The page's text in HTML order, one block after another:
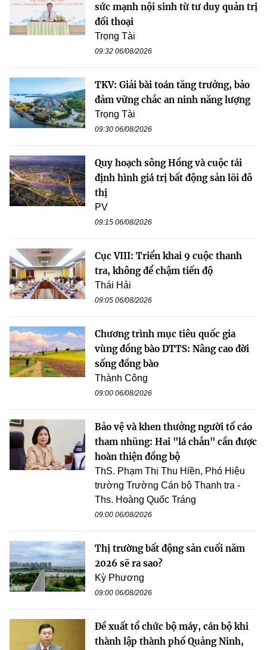
sức mạnh nội sinh từ tư duy quản trị
đối thoại
Trọng Tài
09:32 06/08/2026
TKV: Giải bài toán tăng trưởng, bảo
đảm vững chắc an ninh năng lượng
Trọng Tài
09:30 06/08/2026
Quy hoạch sông Hồng và cuộc tái
định hình giá trị bất động sản lõi đô
thị
PV
09:15 06/08/2026
Cục VIII: Triển khai 9 cuộc thanh
tra, không để chậm tiến độ
Thái Hải
09:05 06/08/2026
Chương trình mục tiêu quốc gia
vùng đồng bào DTTS: Nâng cao đời
sống đồng bào
Thành Công
09:00 06/08/2026
Bảo vệ và khen thưởng người tố cáo
tham nhũng: Hai "lá chắn" cần được
hoàn thiện đồng bộ
ThS. Phạm Thị Thu Hiền, Phó Hiệu
trường Trường Cán bộ Thanh tra -
Ths. Hoàng Quốc Tráng
09:00 06/08/2026
Thị trường bất động sản cuối năm
2026 sẽ ra sao?
Kỳ Phương
09:00 06/08/2026
Đề xuất tổ chức bộ máy, cán bộ khi
thành lập thành phố Quảng Ninh,